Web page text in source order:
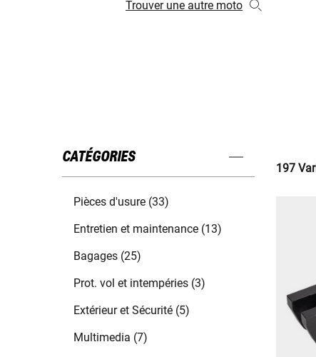
Trouver une autre moto
CATÉGORIES
Pièces d'usure (33)
Entretien et maintenance (13)
Bagages (25)
Prot. vol et intempéries (3)
Extérieur et Sécurité (5)
Multimedia (7)
197